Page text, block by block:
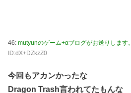
46: mutyunのゲーム+αブログがお送りします。
ID:dX+DZkzZ0
今回もアカンかったな
Dragon Trash言われてたもんな